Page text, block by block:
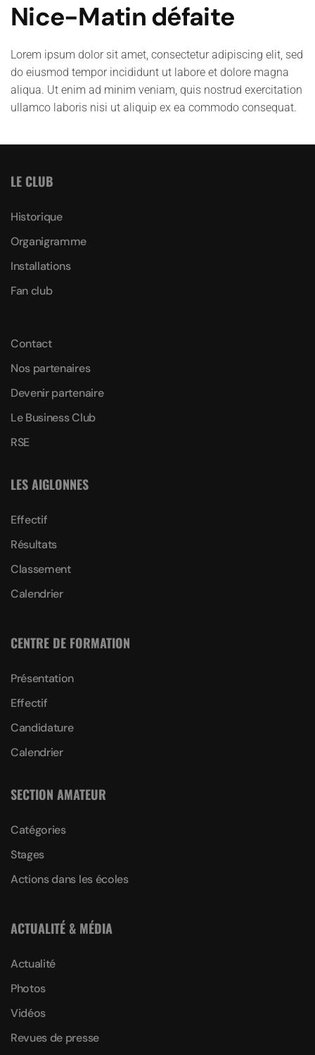
Nice-Matin défaite
Lorem ipsum dolor sit amet, consectetur adipiscing elit, sed
do eiusmod tempor incididunt ut labore et dolore magna
aliqua. Ut enim ad minim veniam, quis nostrud exercitation
ullamco laboris nisi ut aliquip ex ea commodo consequat.
LE CLUB
Historique
Organigramme
Installations
Fan club
Contact
Nos partenaires
Devenir partenaire
Le Business Club
RSE
LES AIGLONNES
Effectif
Résultats
Classement
Calendrier
CENTRE DE FORMATION
Présentation
Effectif
Candidature
Calendrier
SECTION AMATEUR
Catégories
Stages
Actions dans les écoles
ACTUALITÉ & MÉDIA
Actualité
Photos
Vidéos
Revues de presse